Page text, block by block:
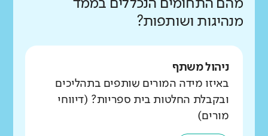
מהם התחומים הנכללים בממד
מנהיגות ושותפות?
ניהול משתף
באיזו מידה המורים שותפים בתהליכים
ובקבלת החלטות בית ספריות? (דיווחי
מורים)